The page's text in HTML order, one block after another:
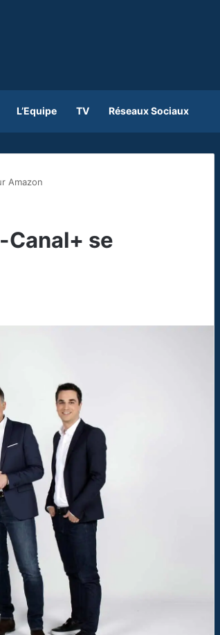
L’Equipe TV Réseaux Sociaux
Amazon
Canal+ se